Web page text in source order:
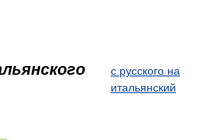
с русского на
итальянский